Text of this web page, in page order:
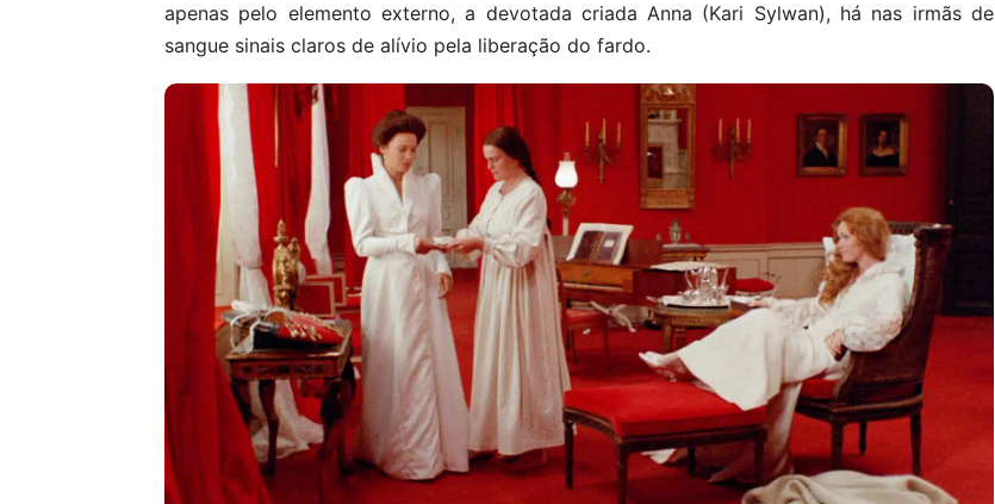
apenas pelo elemento externo, a devotada criada Anna (Kari Sylwan), há nas irmãs de
sangue sinais claros de alívio pela liberação do fardo.